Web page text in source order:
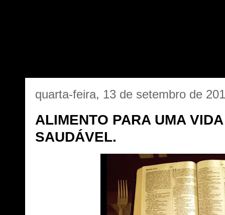
quarta-feira, 13 de setembro de
ALIMENTO PARA UMA
SAUDÁVEL.